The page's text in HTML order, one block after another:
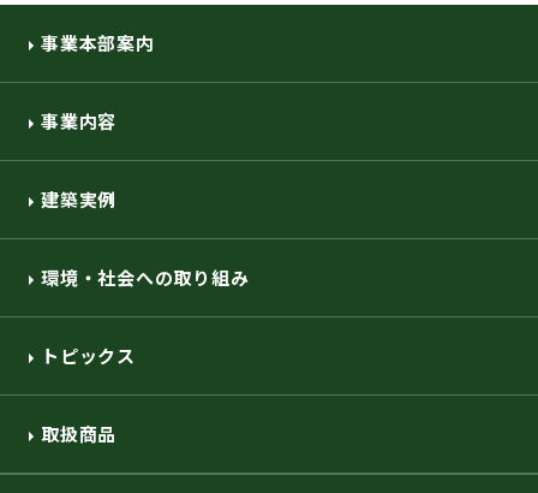
事業本部案内
事業内容
建築実例
環境・社会への取り組み
トピックス
取扱商品